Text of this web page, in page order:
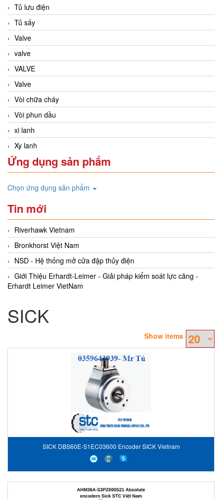
Tủ lưu điện
Tủ sấy
Valve
valve
VALVE
Valve
Vòi chữa cháy
Vòi phun dầu
xi lanh
Xy lanh
Ứng dụng sản phẩm
Chọn ứng dụng sản phẩm
Tin mới
Riverhawk Vietnam
Bronkhorst Việt Nam
NSD - Hệ thống mở cửa đập thủy điện
Giới Thiệu Erhardt-Leimer - Giải pháp kiểm soát lực căng -
Erhardt Leimer VietNam
SICK
Show items
SICK DBS60E-S1EC03600 Encoder SICK Vietnam